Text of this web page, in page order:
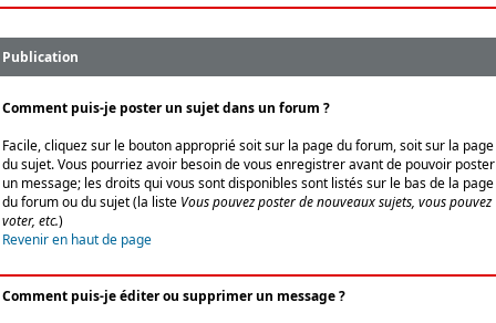
Publication
Comment puis-je poster un sujet dans un forum ?
Facile, cliquez sur le bouton approprié soit sur la page du forum, soit sur la page
du sujet. Vous pourriez avoir besoin de vous enregistrer avant de pouvoir poster
un message; les droits qui vous sont disponibles sont listés sur le bas de la page
du forum ou du sujet (la liste Vous pouvez poster de nouveaux sujets, vous pouvez
voter, etc.)
Revenir en haut de page
Comment puis-je éditer ou supprimer un message ?